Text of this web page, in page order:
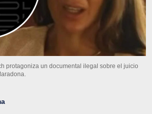
protagoniza un documental ilegal sobre el juicio